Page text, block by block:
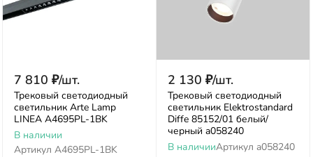
7 810 ₽/шт.
Трековый светодиодный
светильник Arte Lamp
LINEA A4695PL-1BK
В наличии
Артикул A4695PL-1BK
2 130 ₽/шт.
Трековый светодиодный
светильник Elektrostandard
Diffe 85152/01 белый/
черный a058240
В наличииАртикул a058240